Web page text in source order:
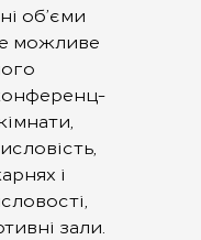
об’єми
можливе
і
зали.